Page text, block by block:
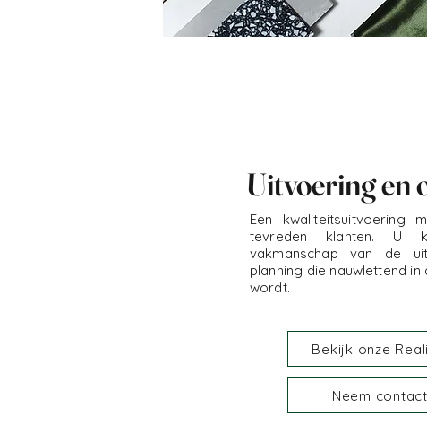
Uitvoering en
Een kwaliteitsuitvoering
tevreden klanten. U
vakmanschap van de
planning die nauwlettend
wordt.
Bekijk onze
Neem